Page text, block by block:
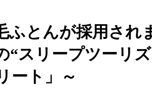
ふとんが採用さ
“スリープツーリ
ート」～